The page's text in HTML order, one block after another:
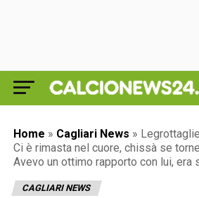
Home » Cagliari News »
Ci è rimasta nel cuore, chissà se
Avevo un ottimo rapporto con lui, era
CAGLIARI NEWS